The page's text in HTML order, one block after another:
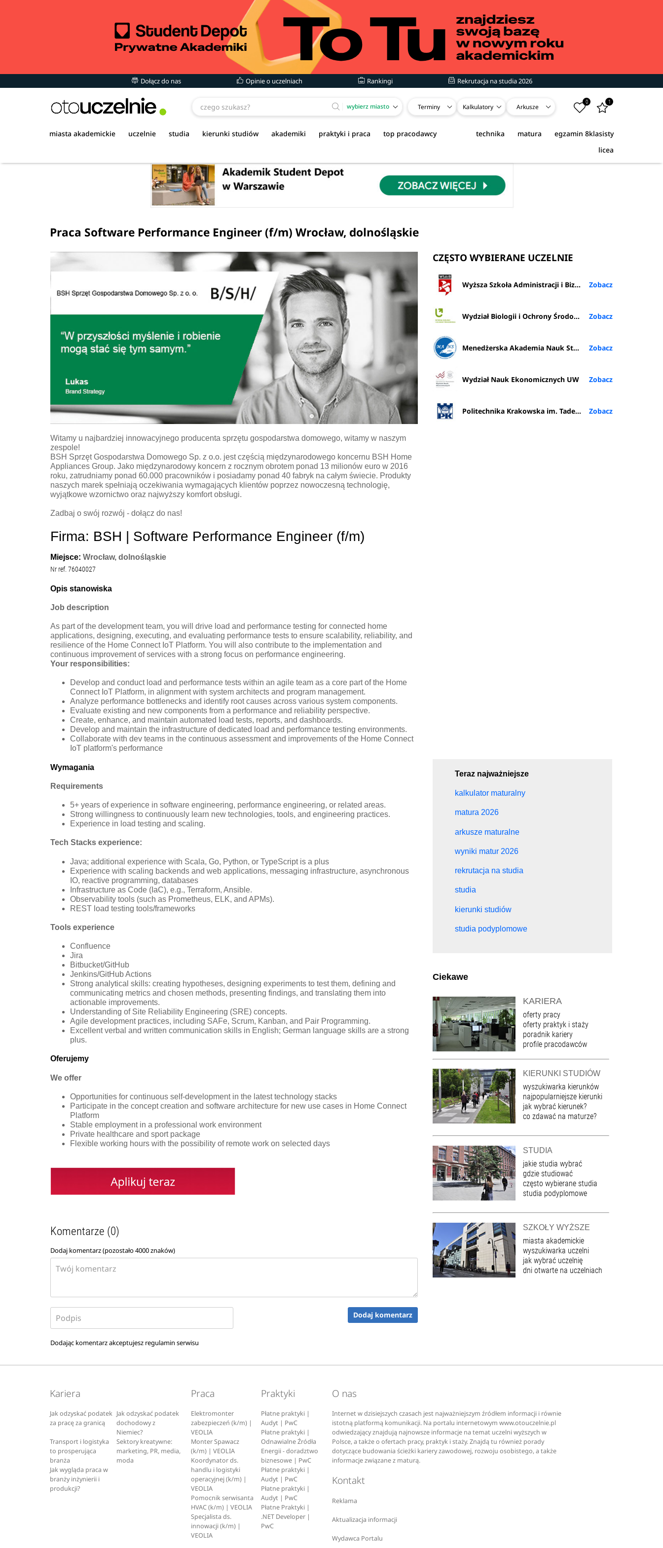
Dołącz do nas Opinie o uczelniach Rankingi Rekrutacja na studia 2026
wybierz miasto Terminy Kalkulatory Arkusze
0 1
miasta akademickie uczelnie studia kierunki studiów akademiki praktyki i praca top pracodawcy egzamin 8klasisty
matura
technika
licea
Praca Software Performance Engineer (f/m) Wrocław, dolnośląskie
Witamy u najbardziej innowacyjnego producenta sprzętu gospodarstwa domowego, witamy w naszym
zespole!
BSH Sprzęt Gospodarstwa Domowego Sp. z o.o. jest częścią międzynarodowego koncernu BSH Home
Appliances Group. Jako międzynarodowy koncern z rocznym obrotem ponad 13 milionów euro w 2016
roku, zatrudniamy ponad 60.000 pracowników i posiadamy ponad 40 fabryk na całym świecie. Produkty
naszych marek spełniają oczekiwania wymagających klientów poprzez nowoczesną technologię,
wyjątkowe wzornictwo oraz najwyższy komfort obsługi.
Zadbaj o swój rozwój - dołącz do nas!
Firma: BSH | Software Performance Engineer (f/m)
Miejsce:Wrocław, dolnośląskie
Nr ref. 76040027
Opis stanowiska
Job description
As part of the development team, you will drive load and performance testing for connected home
applications, designing, executing, and evaluating performance tests to ensure scalability, reliability, and
resilience of the Home Connect IoT Platform. You will also contribute to the implementation and
continuous improvement of services with a strong focus on performance engineering.
Your responsibilities:
Develop and conduct load and performance tests within an agile team as a core part of the Home
Connect IoT Platform, in alignment with system architects and program management.
Analyze performance bottlenecks and identify root causes across various system components.
Evaluate existing and new components from a performance and reliability perspective.
Create, enhance, and maintain automated load tests, reports, and dashboards.
Develop and maintain the infrastructure of dedicated load and performance testing environments.
Collaborate with dev teams in the continuous assessment and improvements of the Home Connect
IoT platform's performance
Wymagania
Requirements
5+ years of experience in software engineering, performance engineering, or related areas.
Strong willingness to continuously learn new technologies, tools, and engineering practices.
Experience in load testing and scaling.
Tech Stacks experience:
Java; additional experience with Scala, Go, Python, or TypeScript is a plus
Experience with scaling backends and web applications, messaging infrastructure, asynchronous
IO, reactive programming, databases
Infrastructure as Code (IaC), e.g., Terraform, Ansible.
Observability tools (such as Prometheus, ELK, and APMs).
REST load testing tools/frameworks
Tools experience
Confluence
Jira
Bitbucket/GitHub
Jenkins/GitHub Actions
Strong analytical skills: creating hypotheses, designing experiments to test them, defining and
communicating metrics and chosen methods, presenting findings, and translating them into
actionable improvements.
Understanding of Site Reliability Engineering (SRE) concepts.
Agile development practices, including SAFe, Scrum, Kanban, and Pair Programming.
Excellent verbal and written communication skills in English; German language skills are a strong
plus.
Oferujemy
We offer
Opportunities for continuous self-development in the latest technology stacks
Participate in the concept creation and software architecture for new use cases in Home Connect
Platform
Stable employment in a professional work environment
Private healthcare and sport package
Flexible working hours with the possibility of remote work on selected days
Komentarze (0)
Dodaj komentarz (pozostało4000znaków)
Dodając komentarz akceptujesz regulamin serwisu
Dodaj komentarz
CZĘSTO WYBIERANE UCZELNIE
Wyższa Szkoła Administracji i Biznesu im. E. Kwiatkowskiego w Gdyni
Wydział Biologii i Ochrony Środowiska UŁ
Menedżerska Akademia Nauk Stosowanych w Warszawie
Wydział Nauk Ekonomicznych UW
Politechnika Krakowska im. Tadeusza Kościuszki
Teraz najważniejsze
kalkulator maturalny
matura 2026
arkusze maturalne
wyniki matur 2026
rekrutacja na studia
studia
kierunki studiów
studia podyplomowe
Ciekawe
KARIERA
oferty pracy
oferty praktyk i staży
poradnik kariery
profile pracodawców
KIERUNKI STUDIÓW
wyszukiwarka kierunków
najpopularniejsze kierunki
jak wybrać kierunek?
co zdawać na maturze?
STUDIA
jakie studia wybrać
gdzie studiować
często wybierane studia
studia podyplomowe
SZKOŁY WYŻSZE
miasta akademickie
wyszukiwarka uczelni
jak wybrać uczelnię
dni otwarte na uczelniach
Kariera
Jak odzyskać podatek
za pracę za granicą
Jak odzyskać podatek
dochodowy z
Niemiec?
Transport i logistyka
to prosperująca
branża
Sektory kreatywne:
marketing, PR, media,
moda
Jak wygląda praca w
branży inżynierii i
produkcji?
Praca
Elektromonter
zabezpieczeń (k/m) |
VEOLIA
Monter Spawacz
(k/m) | VEOLIA
Koordynator ds.
handlu i logistyki
operacyjnej (k/m) |
VEOLIA
Pomocnik serwisanta
HVAC (k/m) | VEOLIA
Specjalista ds.
innowacji (k/m) |
VEOLIA
Praktyki
Płatne praktyki |
Audyt | PwC
Płatne praktyki |
Odnawialne Źródła
Energii - doradztwo
biznesowe | PwC
Płatne praktyki |
Audyt | PwC
Płatne praktyki |
Audyt | PwC
Płatne Praktyki |
.NET Developer |
PwC
O nas
Internet w dzisiejszych czasach jest najważniejszym źródłem informacji i równie
istotną platformą komunikacji. Na portalu internetowym www.otouczelnie.pl
odwiedzający znajdują najnowsze informacje na temat uczelni wyższych w
Polsce, a także o ofertach pracy, praktyk i staży. Znajdą tu również porady
dotyczące budowania ścieżki kariery zawodowej, rozwoju osobistego, a także
informacje związane z maturą.
Kontakt
Reklama
Aktualizacja informacji
Wydawca Portalu